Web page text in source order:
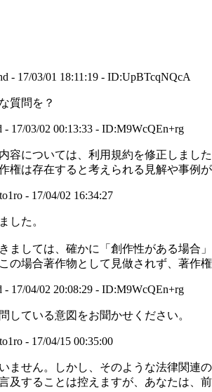
- 17/03/01 18:11:19 - ID:UpBTcqNQcA
質問を？
- 17/03/02 00:13:33 - ID:M9WcQEn+rg
容については、利用規約を修正しまし
権は存在すると考えられる見解や事例
- 17/04/02 16:34:27
した。
ましては、確かに「創作性がある場合
の場合著作物として見做されず、著作
- 17/04/02 20:08:29 - ID:M9WcQEn+rg
している意図をお聞かせください。
- 17/04/15 00:35:00
ません。しかし、そのような法律関連
及することは控えますが、あなたは、